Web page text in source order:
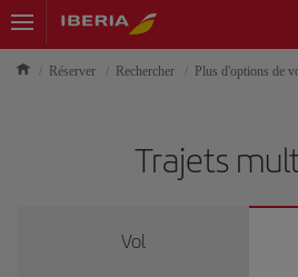
Réserver Rechercher Plus d'options de
Trajets
Vol